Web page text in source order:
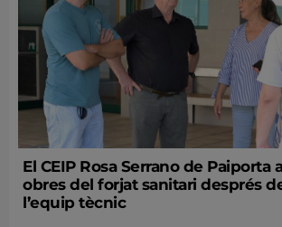
El CEIP Rosa Serrano de Paiporta
obres del forjat sanitari després
l’equip tècnic